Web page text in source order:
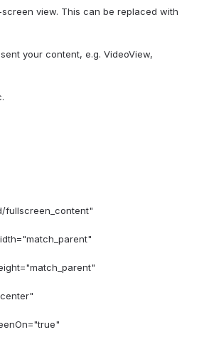
view. This can be replaced with
your content, e.g. VideoView,